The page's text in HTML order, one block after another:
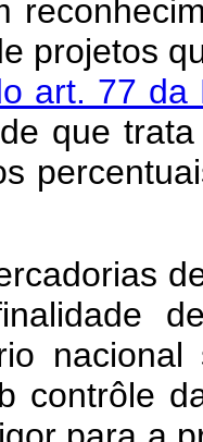
projetos
art. 77
que
contrôle